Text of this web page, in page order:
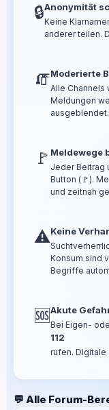
🔒Anonymität
Keine
anderer teilen.
🧯Moderierte
Alle
Meldungen
ausgeblendet.
🚩 Meldewege
Jeder Beitrag
Button (🚩).
und zeitnah
⚠️Keine
Konsum sind
Begriffe
🆘Akute
Bei Eigen-
112
rufen.
💬 Alle Forum-